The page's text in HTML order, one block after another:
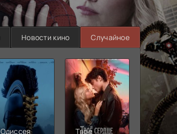
Новости кино Случайное
Одиссея
Твое
Моана